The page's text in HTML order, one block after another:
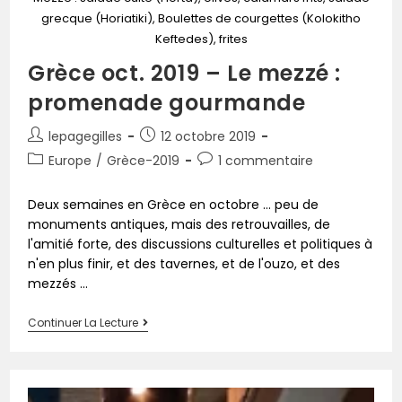
grecque (Horiatiki), Boulettes de courgettes (Kolokitho
Keftedes), frites
Grèce oct. 2019 – Le mezzé :
promenade gourmande
lepagegilles
12 octobre 2019
Europe / Grèce-2019 1 commentaire
Deux semaines en Grèce en octobre ... peu de
monuments antiques, mais des retrouvailles, de
l'amitié forte, des discussions culturelles et politiques à
n'en plus finir, et des tavernes, et de l'ouzo, et des
mezzés ...
Continuer La Lecture